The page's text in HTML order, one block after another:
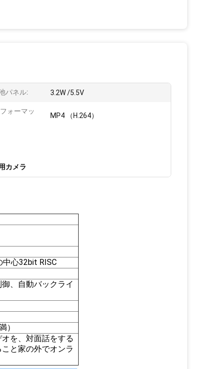
パネル: 3.2W /5.5V
ォーマッ
MP4 （H.264）
カメラ
心32bit RISC
、自動バックライ
）
を、対面話をする
と家の外でオンラ